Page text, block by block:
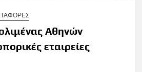
Αθηνών
εταιρείες